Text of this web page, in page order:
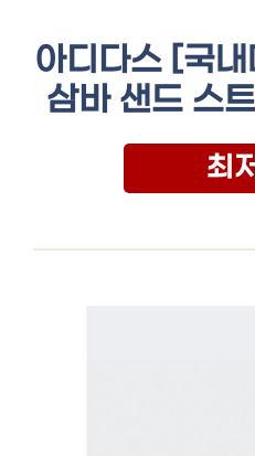
아디다스 [국
삼바 샌드 스
최